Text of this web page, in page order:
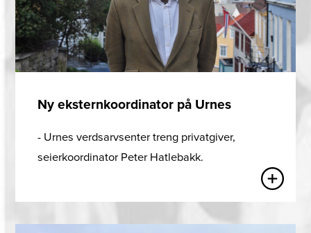
Ny eksternkoordinator på Urnes
- Urnes verdsarvsenter treng privatgiver,
seierkoordinator Peter Hatlebakk.